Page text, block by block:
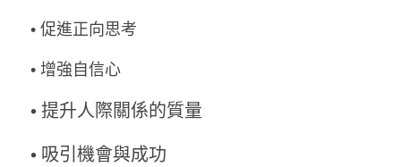
• 促進正向思考
• 增強自信心
• 提升人際關係的質量
• 吸引機會與成功